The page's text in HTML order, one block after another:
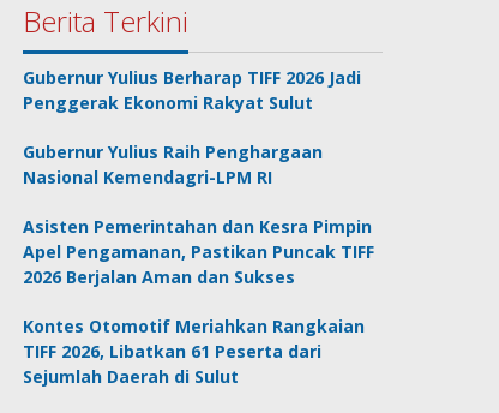
Berita Terkini
Gubernur Yulius Berharap TIFF 2026 Jadi
Penggerak Ekonomi Rakyat Sulut
Gubernur Yulius Raih Penghargaan
Nasional Kemendagri-LPM RI
Asisten Pemerintahan dan Kesra Pimpin
Apel Pengamanan, Pastikan Puncak TIFF
2026 Berjalan Aman dan Sukses
Kontes Otomotif Meriahkan Rangkaian
TIFF 2026, Libatkan 61 Peserta dari
Sejumlah Daerah di Sulut